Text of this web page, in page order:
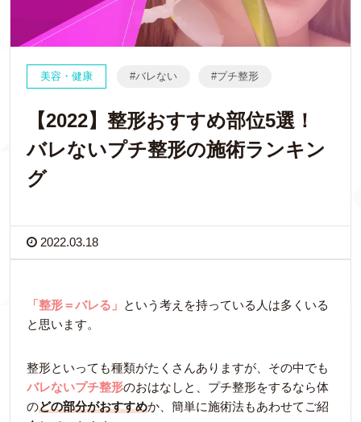
美容・健康 バレない プチ整形
【2022】整形おすすめ部位5選！
バレないプチ整形の施術ランキン
グ
2022.03.18
「整形＝バレる」 という考えを持っている人は多くいる
と思います。
整形といっても種類がたくさんありますが、その中でも
バレないプチ整形のおはなしと、プチ整形をするなら体
のどの部分がおすすめか、簡単に施術法もあわせてご紹